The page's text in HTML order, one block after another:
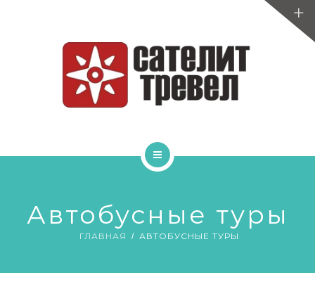
САНАТОРИИ
ИНФОРМАЦИЯ
АВТОБУСНЫЕ ТУРЫ
ТУРЫ ПО БЕЛАРУСИ
САНАТОРИИ
Автобусные туры
ГЛАВНАЯ АВТОБУСНЫЕ ТУРЫ